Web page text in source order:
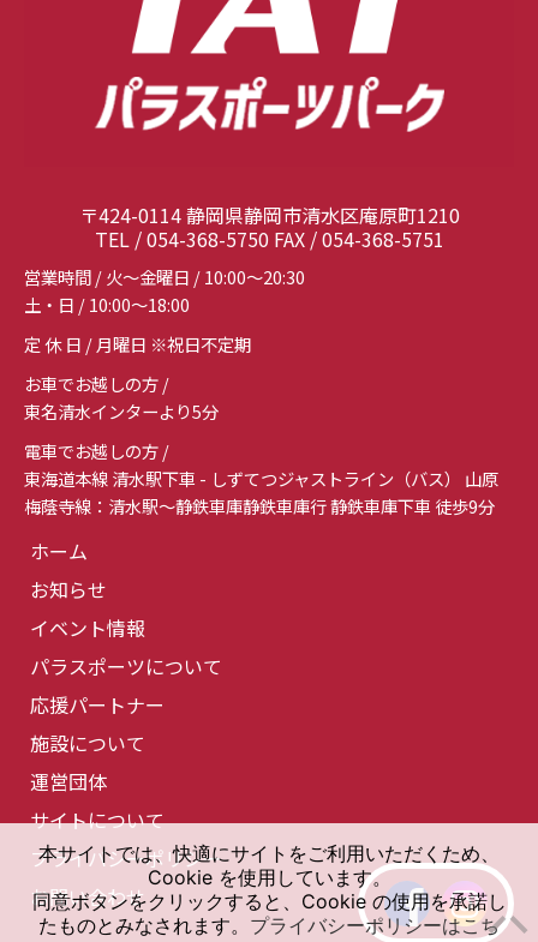
〒424-0114 静岡県静岡市清水区庵原町1210
TEL / 054-368-5750 FAX / 054-368-5751
営業時間 / 火～金曜日 / 10:00～20:30
土・日 / 10:00～18:00
定 休 日 / 月曜日 ※祝日不定期
お車でお越しの方 /
東名清水インターより5分
電車でお越しの方 /
東海道本線 清水駅下車 - しずてつジャストライン（バス） 山原
梅蔭寺線：清水駅～静鉄車庫静鉄車庫行 静鉄車庫下車 徒歩9分
ホーム
お知らせ
イベント情報
パラスポーツについて
応援パートナー
施設について
運営団体
サイトについて
プライバシーポリシー
お問い合わせ
本サイトでは、快適にサイトをご利用いただくため、
Cookie を使用しています。
同意ボタンをクリックすると、Cookie の使用を承諾し
たものとみなされます。 プライバシーポリシーはこち